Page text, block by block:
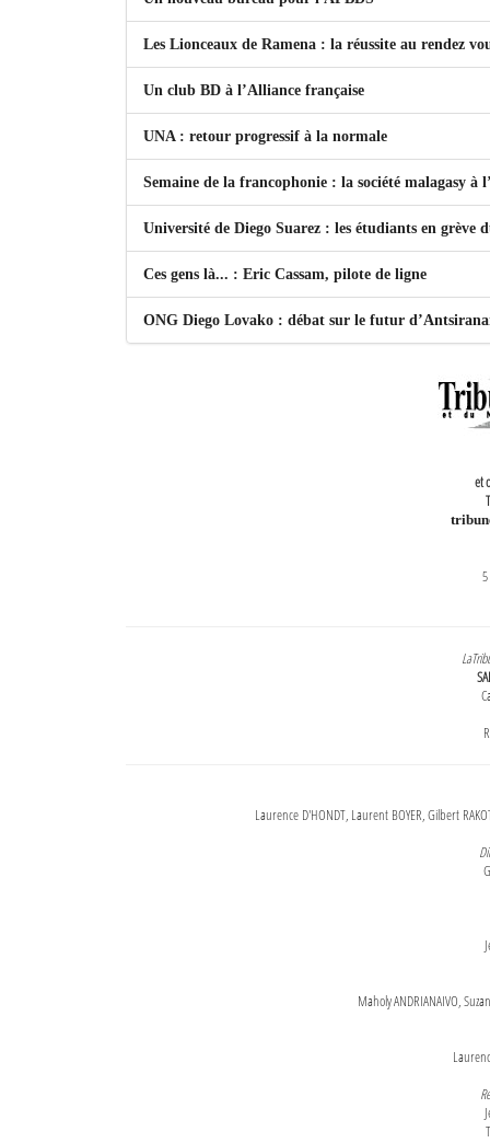
Les Lionceaux de Ramena : la réussite au rendez
Un club BD à l’Alliance française
UNA : retour progressif à la normale
Semaine de la francophonie : la société malagasy à
Université de Diego Suarez : les étudiants en grève
Ces gens là... : Eric Cassam, pilote de ligne
ONG Diego Lovako : débat sur le futur
et
Laurence D'HONDT, Laurent BOYER, Gilbert
Maholy ANDRIANAIVO,